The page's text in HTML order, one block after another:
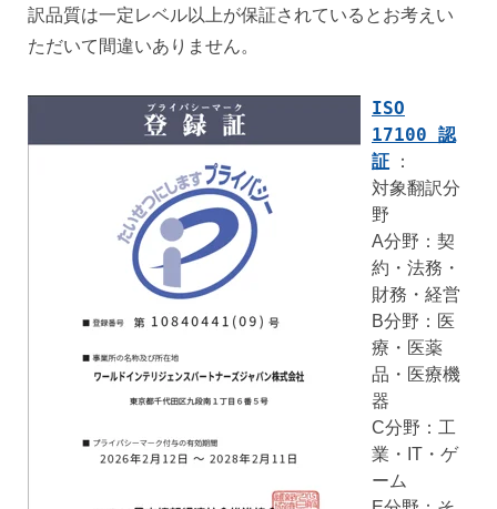
訳品質は一定レベル以上が保証されているとお考えい
ただいて間違いありません。
ISO
17100 認
証 ：
対象翻訳分
野
A分野：契
約・法務・
財務・経営
B分野：医
療・医薬
品・医療機
器
C分野：工
業・IT・ゲ
ーム